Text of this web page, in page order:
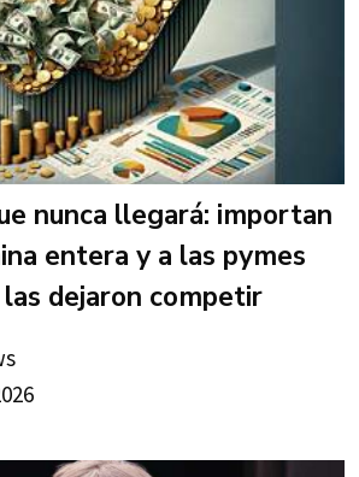
nunca llegará: importan
entera y a las pymes
dejaron competir